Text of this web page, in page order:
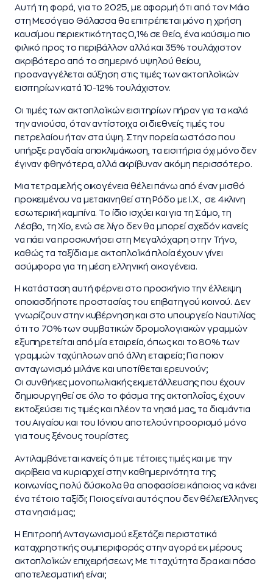
Αυτή τη φορά, για το 2025, με αφορμή ότι από τον Μάιο
στη Μεσόγειο Θάλασσα θα επιτρέπεται μόνο η χρήση
καυσίμου περιεκτικότητας 0,1% σε θείο, ένα καύσιμο πιο
φιλικό προς το περιβάλλον αλλά και 35% τουλάχιστον
ακριβότερο από το σημερινό υψηλού θείου,
προαναγγέλεται αύξηση στις τιμές των ακτοπλοϊκών
εισιτηρίων κατά 10-12% τουλάχιστον.
Οι τιμές των ακτοπλοϊκών εισιτηρίων πήραν για τα καλά
την ανιούσα, όταν αντίστοιχα οι διεθνείς τιμές του
πετρελαίου ήταν στα ύψη. Στην πορεία ωστόσο που
υπήρξε ραγδαία αποκλιμάκωση, τα εισιτήρια όχι μόνο δεν
έγιναν φθηνότερα, αλλά ακρίβυναν ακόμη περισσότερο.
Μια τετραμελής οικογένεια θέλει πάνω από έναν μισθό
προκειμένου να μετακινηθεί στη Ρόδο με Ι.Χ., σε 4κλινη
εσωτερική καμπίνα. Το ίδιο ισχύει και για τη Σάμο, τη
Λέσβο, τη Χίο, ενώ σε λίγο δεν θα μπορεί σχεδόν κανείς
να πάει να προσκυνήσει στη Μεγαλόχαρη στην Τήνο,
καθώς τα ταξίδια με ακτοπλοϊκά πλοία έχουν γίνει
ασύμφορα για τη μέση ελληνική οικογένεια.
Η κατάσταση αυτή φέρνει στο προσκήνιο την έλλειψη
οποιασδήποτε προστασίας του επιβατηγού κοινού. Δεν
γνωρίζουν στην κυβέρνηση και στο υπουργείο Ναυτιλίας
ότι το 70% των συμβατικών δρομολογιακών γραμμών
εξυπηρετείται από μία εταιρεία, όπως και το 80% των
γραμμών ταχύπλοων από άλλη εταιρεία; Για ποιον
ανταγωνισμό μιλάνε και υποτίθεται ερευνούν;
Οι συνθήκες μονοπωλιακής εκμετάλλευσης που έχουν
δημιουργηθεί σε όλο το φάσμα της ακτοπλοΐας, έχουν
εκτοξεύσει τις τιμές και πλέον τα νησιά μας, τα διαμάντια
του Αιγαίου και του Ιόνιου αποτελούν προορισμό μόνο
για τους ξένους τουρίστες.
Αντιλαμβάνεται κανείς ότι με τέτοιες τιμές και με την
ακρίβεια να κυριαρχεί στην καθημερινότητα της
κοινωνίας, πολύ δύσκολα θα αποφασίσει κάποιος να κάνει
ένα τέτοιο ταξίδι; Ποιος είναι αυτός που δεν θέλει Έλληνες
στα νησιά μας;
Η Επιτροπή Ανταγωνισμού εξετάζει περιστατικά
καταχρηστικής συμπεριφοράς στην αγορά εκ μέρους
ακτοπλοϊκών επιχειρήσεων; Με τι ταχύτητα δρα και πόσο
αποτελεσματική είναι;